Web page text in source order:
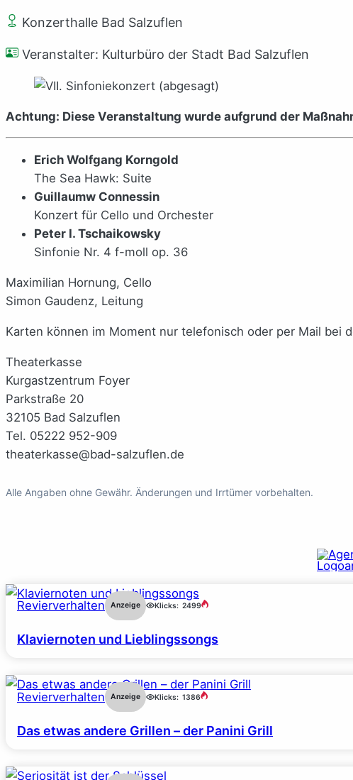
Konzerthalle Bad Salzuflen
Veranstalter: Kulturbüro der Stadt Bad Salzuflen
Achtung: Diese Veranstaltung wurde aufgrund der
Erich Wolfgang Korngold
The Sea Hawk: Suite
Guillaumw Connessin
Konzert für Cello und Orchester
Peter I. Tschaikowsky
Sinfonie Nr. 4 f-moll op. 36
Maximilian Hornung, Cello
Simon Gaudenz, Leitung
Karten können im Moment nur telefonisch oder per Mail bei
Theaterkasse
Kurgastzentrum Foyer
Parkstraße 20
32105 Bad Salzuflen
Tel. 05222 952-909
theaterkasse@bad-salzuflen.de
Alle Angaben ohne Gewähr. Änderungen und Irrtümer vorbehalten.
Revierverhalten Anzeige Klicks: 2499
Klaviernoten und Lieblingssongs
Revierverhalten Anzeige Klicks: 1386
Das etwas andere Grillen – der Panini Grill